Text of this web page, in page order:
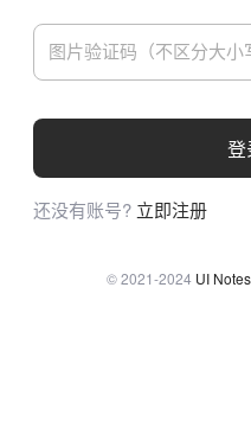
登
还没有账号? 立即注册
© 2021-2024 UI Notes